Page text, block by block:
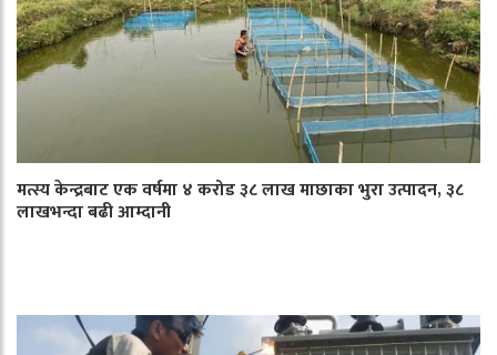
मत्स्य केन्द्रबाट एक वर्षमा ४ करोड ३८ लाख माछाका भुरा उत्पादन, ३८
लाखभन्दा बढी आम्दानी